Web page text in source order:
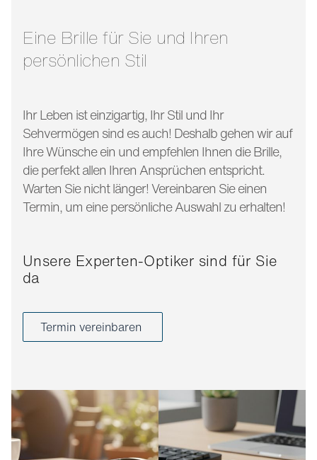
Eine Brille für Sie und Ihren
persönlichen Stil
Ihr Leben ist einzigartig, Ihr Stil und Ihr
Sehvermögen sind es auch! Deshalb gehen wir auf
Ihre Wünsche ein und empfehlen Ihnen die Brille,
die perfekt allen Ihren Ansprüchen entspricht.
Warten Sie nicht länger! Vereinbaren Sie einen
Termin, um eine persönliche Auswahl zu erhalten!
Unsere Experten-Optiker sind für Sie
da
Termin vereinbaren